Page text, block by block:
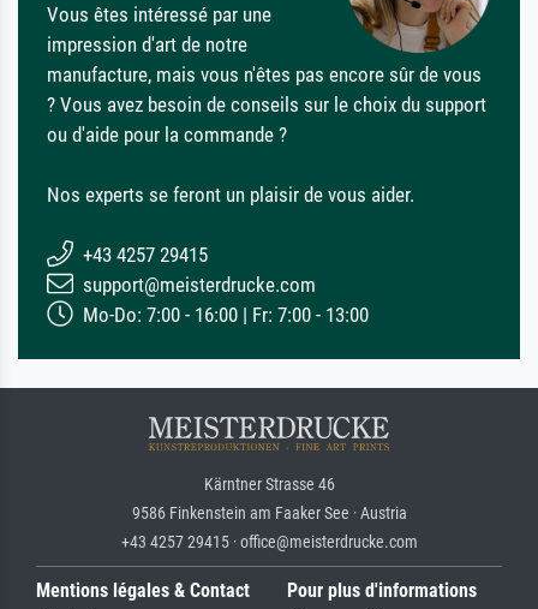
Vous êtes intéressé par une
impression d'art de notre
manufacture, mais vous n'êtes pas encore sûr de vous
? Vous avez besoin de conseils sur le choix du support
ou d'aide pour la commande ?
Nos experts se feront un plaisir de vous aider.
+43 4257 29415
support@meisterdrucke.com
Mo-Do: 7:00 - 16:00 | Fr: 7:00 - 13:00
Kärntner Strasse 46
9586 Finkenstein am Faaker See · Austria
+43 4257 29415 · office@meisterdrucke.com
Mentions légales & Contact Pour plus d'informations